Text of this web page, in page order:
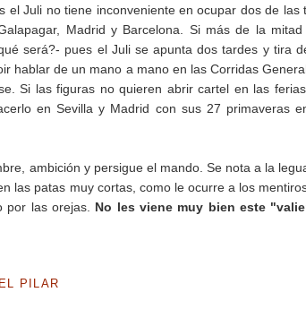
el Juli no tiene inconveniente en ocupar dos de las
Madrid y Barcelona. Si más de la mitad
será?- pues el Juli se apunta dos tardes y tira
hablar de un mano a mano en las Corridas
Si las figuras no quieren abrir cartel en las
en Sevilla y Madrid con sus 27 primaveras
ambición y persigue el mando. Se nota a la
las patas muy cortas, como le ocurre a los
por las orejas. No les viene muy bien este
PILAR